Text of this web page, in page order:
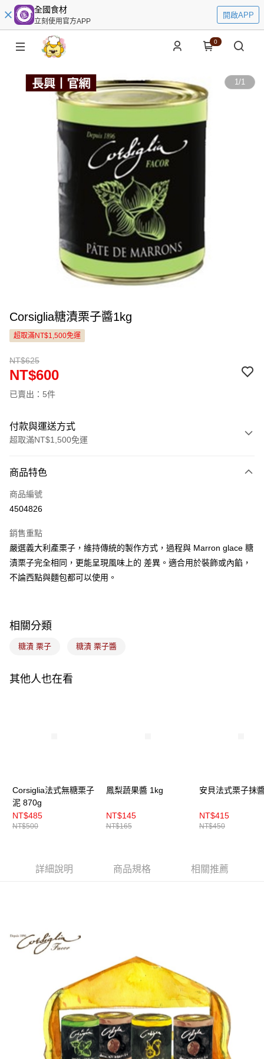
全國食材
立刻使用官方APP
開啟APP
0
1/1
Corsiglia糖漬栗子醬1kg
超取滿NT$1,500免運
NT$625
NT$600
已賣出：5件
付款與運送方式
超取滿NT$1,500免運
信用卡一次付款
LINE Pay
悠遊付
Google Pay
每筆NT$100，滿NT$1,500(含以上)免運費
商品特色
商品編號
4504826
銷售重點
嚴選義大利產栗子，維持傳統的製作方式，過程與 Marron glace 糖
漬栗子完全相同，更能呈現風味上的 差異。適合用於裝飾或內餡，
不論西點與麵包都可以使用。
相關分類
糖漬 栗子 糖漬 栗子醬
其他人也在看
Corsiglia法式無糖栗子
泥 870g
NT$485
NT$500
鳳梨蔬果醬 1kg
NT$145
NT$165
安貝法式栗子抹
NT$415
NT$450
詳細說明 商品規格 相關推薦